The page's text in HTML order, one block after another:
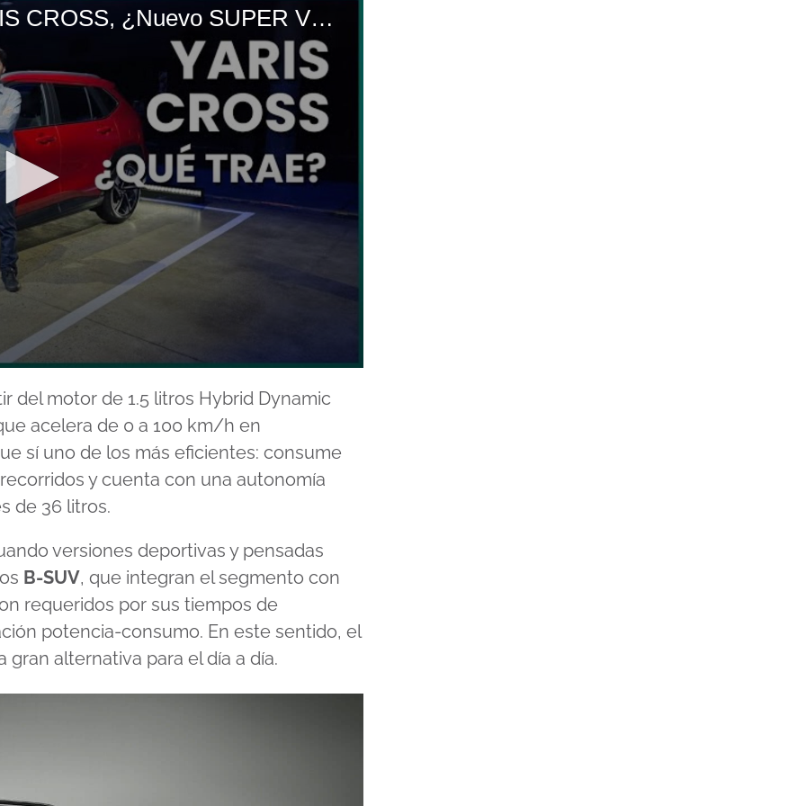
LANZAMIENTO Toyota YARIS CROSS, ¿Nuevo SUPER VENTAS
del motor de 1.5 litros Hybrid Dynamic
acelera de 0 a 100 km/h en
sí uno de los más eficientes: consume
y cuenta con una autonomía
de 36 litros.
versiones deportivas y pensadas
B-SUV, que integran el segmento con
requeridos por sus tiempos de
potencia-consumo. En este sentido, el
gran alternativa para el día a día.